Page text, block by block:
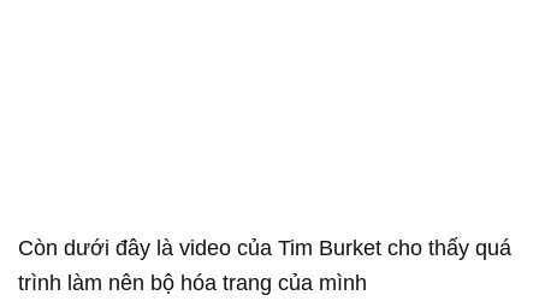
Còn dưới đây là video của Tim Burket cho thấy quá
trình làm nên bộ hóa trang của mình